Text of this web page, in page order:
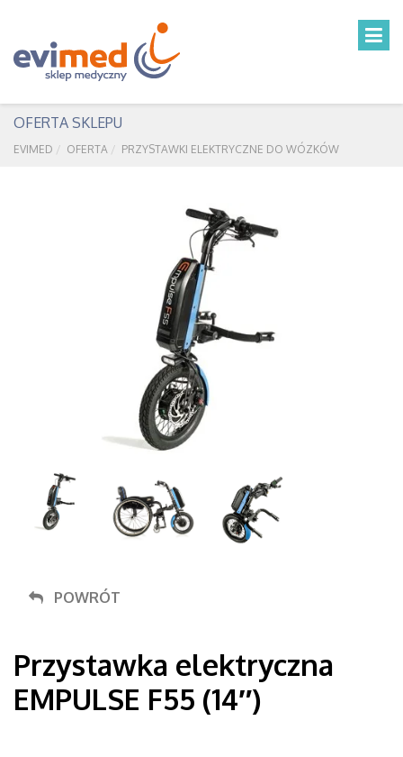
OFERTA SKLEPU
EVIMED OFERTA PRZYSTAWKI ELEKTRYCZNE DO WÓZKÓW
POWRÓT
Przystawka elektryczna
EMPULSE F55 (14″)